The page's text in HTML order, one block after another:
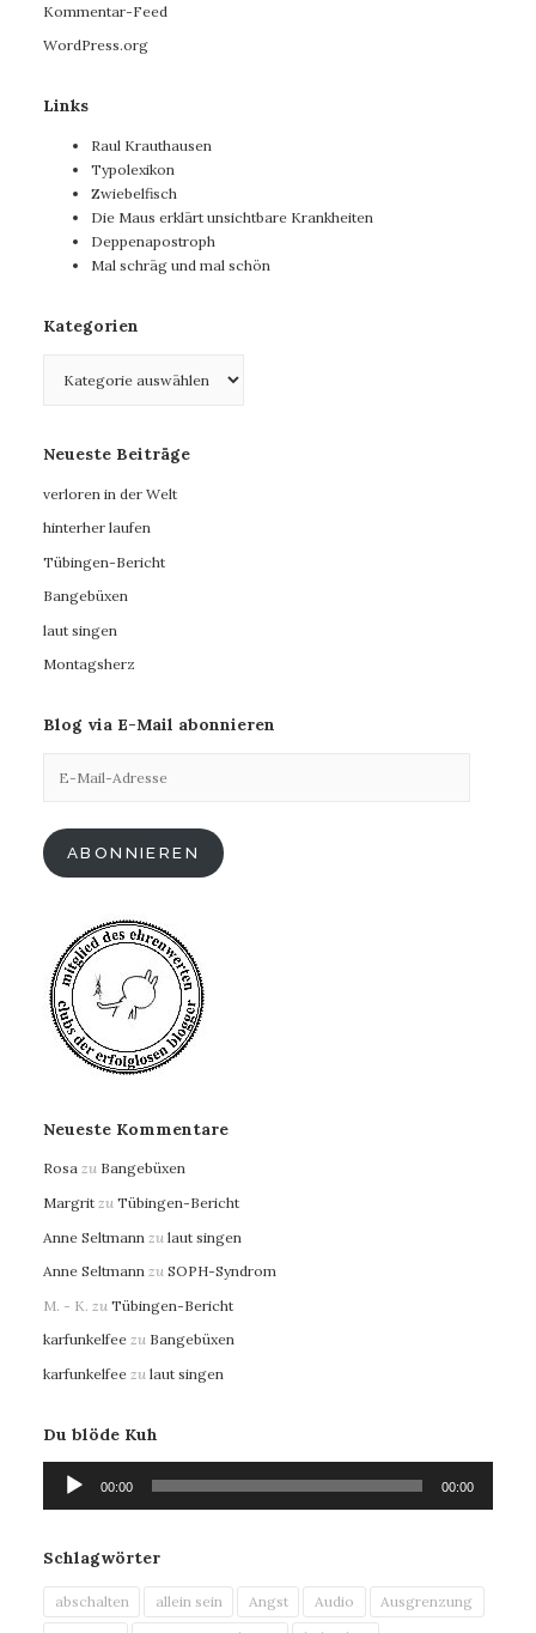
Kommentar-Feed
WordPress.org
Links
Raul Krauthausen
Typolexikon
Zwiebelfisch
Die Maus erklärt unsichtbare Krankheiten
Deppenapostroph
Mal schräg und mal schön
Kategorien
Neueste Beiträge
verloren in der Welt
hinterher laufen
Tübingen-Bericht
Bangebüxen
laut singen
Montagsherz
Blog via E-Mail abonnieren
Mail-
ABONNIEREN
Neueste Kommentare
Rosa zu Bangebüxen
Margrit zu Tübingen-Bericht
Anne Seltmann zu laut singen
Anne Seltmann zu SOPH-Syndrom
M. - K. zu Tübingen-Bericht
karfunkelfee zu Bangebüxen
karfunkelfee zu laut singen
Du blöde Kuh
Audio-
Player
00:00 00:00
Schlagwörter
abschalten allein sein Angst Audio
Ausgrenzung